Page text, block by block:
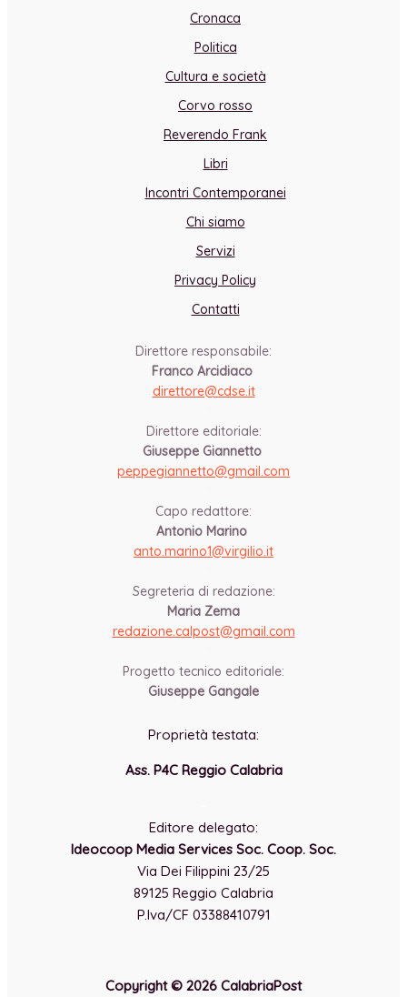
Cronaca
Politica
Cultura e società
Corvo rosso
Reverendo Frank
Libri
Incontri Contemporanei
Chi siamo
Servizi
Privacy Policy
Contatti
Direttore responsabile:
Franco Arcidiaco
direttore@cdse.it
Direttore editoriale:
Giuseppe Giannetto
peppegiannetto@gmail.com
Capo redattore:
Antonio Marino
anto.marino1@virgilio.it
Segreteria di redazione:
Maria Zema
redazione.calpost@gmail.com
Progetto tecnico editoriale:
Giuseppe Gangale
Proprietà testata:
Ass. P4C Reggio Calabria
Editore delegato:
Ideocoop Media Services Soc. Coop. Soc.
Via Dei Filippini 23/25
89125 Reggio Calabria
P.Iva/CF 03388410791
Copyright © 2026 CalabriaPost